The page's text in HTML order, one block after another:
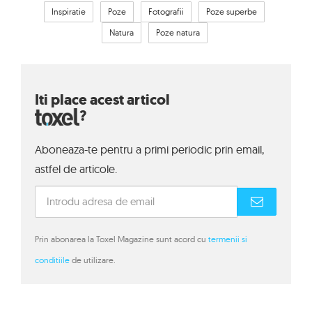
Inspiratie Poze Fotografii
Poze superbe
Natura
Poze natura
Iti place acest articol
?
Aboneaza-te pentru a primi periodic prin email,
astfel de articole.
Prin abonarea la Toxel Magazine sunt acord cu termenii si
conditiile de utilizare.